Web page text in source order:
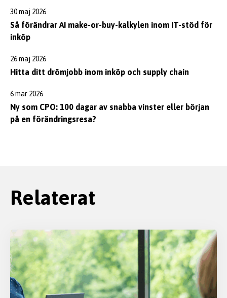
30 maj 2026
Så förändrar AI make-or-buy-kalkylen inom IT-stöd för
inköp
26 maj 2026
Hitta ditt drömjobb inom inköp och supply chain
6 mar 2026
Ny som CPO: 100 dagar av snabba vinster eller början
på en förändringsresa?
Relaterat